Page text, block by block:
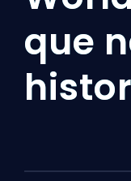
que